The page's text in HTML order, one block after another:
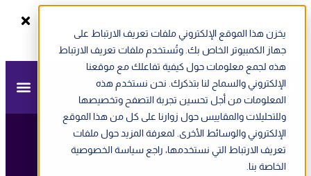
يخزن هذا الموقع الإلكتروني ملفات تعريف الارتباط على
جهاز الكمبيوتر الخاص بك. وتُستخدم ملفات تعريف الارتباط
هذه لجمع معلومات حول كيفية تفاعلك مع موقعنا
الإلكتروني والسماح لنا بتذكرك. نحن نستخدم هذه
المعلومات من أجل تحسين تجربة التصفح وتخصيصها
وللتحليلات والمقاييس حول زوارنا على كل من هذا الموقع
الإلكتروني والوسائط الأخرى. لمعرفة المزيد حول ملفات
تعريف الارتباط التي نستخدمها، راجع سياسة الخصوصية
الخاصة بنا.
ندوة أونلاين - الفاتورة الإلكترونية في الإمارات سجل الآن